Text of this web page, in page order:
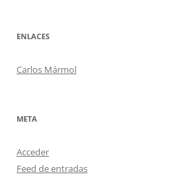
ENLACES
Carlos Mármol
META
Acceder
Feed de entradas